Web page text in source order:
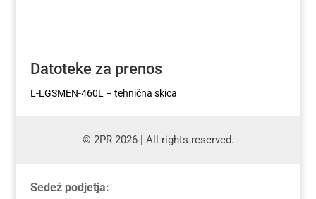
Datoteke za prenos
L-LGSMEN-460L – tehnična skica
© 2PR 2026 | All rights reserved.
Sedež podjetja: